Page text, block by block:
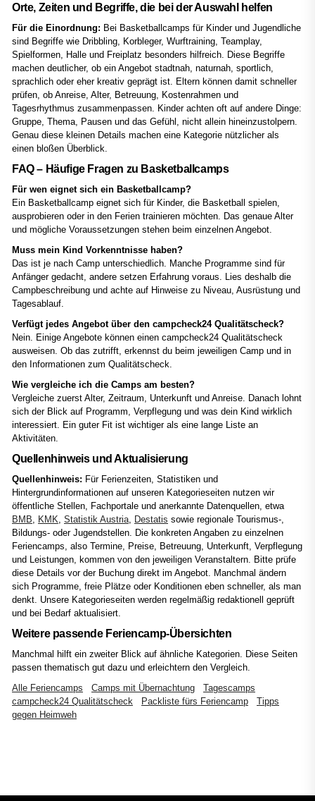
Orte, Zeiten und Begriffe, die bei der Auswahl helfen
Für die Einordnung: Bei Basketballcamps für Kinder und Jugendliche
sind Begriffe wie Dribbling, Korbleger, Wurftraining, Teamplay,
Spielformen, Halle und Freiplatz besonders hilfreich. Diese Begriffe
machen deutlicher, ob ein Angebot stadtnah, naturnah, sportlich,
sprachlich oder eher kreativ geprägt ist. Eltern können damit schneller
prüfen, ob Anreise, Alter, Betreuung, Kostenrahmen und
Tagesrhythmus zusammenpassen. Kinder achten oft auf andere Dinge:
Gruppe, Thema, Pausen und das Gefühl, nicht allein hineinzustolpern.
Genau diese kleinen Details machen eine Kategorie nützlicher als
einen bloßen Überblick.
FAQ – Häufige Fragen zu Basketballcamps
Für wen eignet sich ein Basketballcamp?
Ein Basketballcamp eignet sich für Kinder, die Basketball spielen,
ausprobieren oder in den Ferien trainieren möchten. Das genaue Alter
und mögliche Voraussetzungen stehen beim einzelnen Angebot.
Muss mein Kind Vorkenntnisse haben?
Das ist je nach Camp unterschiedlich. Manche Programme sind für
Anfänger gedacht, andere setzen Erfahrung voraus. Lies deshalb die
Campbeschreibung und achte auf Hinweise zu Niveau, Ausrüstung und
Tagesablauf.
Verfügt jedes Angebot über den campcheck24 Qualitätscheck?
Nein. Einige Angebote können einen campcheck24 Qualitätscheck
ausweisen. Ob das zutrifft, erkennst du beim jeweiligen Camp und in
den Informationen zum Qualitätscheck.
Wie vergleiche ich die Camps am besten?
Vergleiche zuerst Alter, Zeitraum, Unterkunft und Anreise. Danach lohnt
sich der Blick auf Programm, Verpflegung und was dein Kind wirklich
interessiert. Ein guter Fit ist wichtiger als eine lange Liste an
Aktivitäten.
Quellenhinweis und Aktualisierung
Quellenhinweis: Für Ferienzeiten, Statistiken und
Hintergrundinformationen auf unseren Kategorieseiten nutzen wir
öffentliche Stellen, Fachportale und anerkannte Datenquellen, etwa
BMB
KMK Statistik Austria Destatis sowie regionale Tourismus-,
Bildungs- oder Jugendstellen. Die konkreten Angaben zu einzelnen
Feriencamps, also Termine, Preise, Betreuung, Unterkunft, Verpflegung
und Leistungen, kommen von den jeweiligen Veranstaltern. Bitte prüfe
diese Details vor der Buchung direkt im Angebot. Manchmal ändern
sich Programme, freie Plätze oder Konditionen eben schneller, als man
denkt. Unsere Kategorieseiten werden regelmäßig redaktionell geprüft
und bei Bedarf aktualisiert.
Weitere passende Feriencamp-Übersichten
Manchmal hilft ein zweiter Blick auf ähnliche Kategorien. Diese Seiten
passen thematisch gut dazu und erleichtern den Vergleich.
Alle Feriencamps
Camps mit Übernachtung
Tagescamps
campcheck24 Qualitätscheck
Packliste fürs Feriencamp
Tipps
gegen Heimweh